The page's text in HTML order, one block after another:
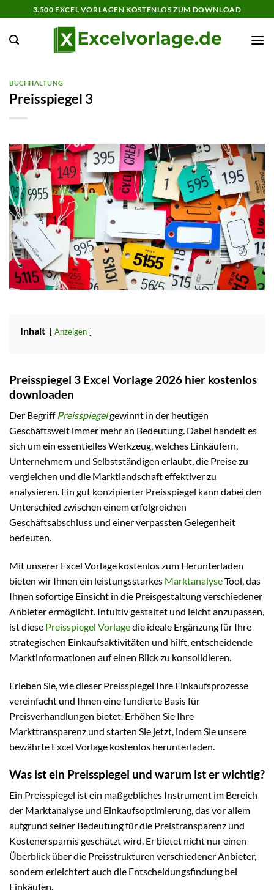
Inhalt
springen
3.500 EXCEL VORLAGEN KOSTENLOS ZUM DOWNLOAD
BUCHHALTUNG
Preisspiegel 3
Inhalt Anzeigen
Preisspiegel 3 Excel Vorlage 2026 hier kostenlos
downloaden
Der Begriff Preisspiegelgewinnt in der heutigen
Geschäftswelt immer mehr an Bedeutung. Dabei handelt es
sich um ein essentielles Werkzeug, welches Einkäufern,
Unternehmern und Selbstständigen erlaubt, die Preise zu
vergleichen und die Marktlandschaft effektiver zu
analysieren. Ein gut konzipierter Preisspiegel kann dabei den
Unterschied zwischen einem erfolgreichen
Geschäftsabschluss und einer verpassten Gelegenheit
bedeuten.
Mit unserer Excel Vorlage kostenlos zum Herunterladen
bieten wir Ihnen ein leistungsstarkes MarktanalyseTool, das
Ihnen sofortige Einsicht in die Preisgestaltung verschiedener
Anbieter ermöglicht. Intuitiv gestaltet und leicht anzupassen,
ist diese Preisspiegel Vorlagedie ideale Ergänzung für Ihre
strategischen Einkaufsaktivitäten und hilft, entscheidende
Marktinformationen auf einen Blick zu konsolidieren.
Erleben Sie, wie dieser Preisspiegel Ihre Einkaufsprozesse
vereinfacht und Ihnen eine fundierte Basis für
Preisverhandlungen bietet. Erhöhen Sie Ihre
Markttransparenz und starten Sie jetzt, indem Sie unsere
bewährte Excel Vorlage kostenlos herunterladen.
Was ist ein Preisspiegel und warum ist er wichtig?
Ein Preisspiegel ist ein maßgebliches Instrument im Bereich
der Marktanalyse und Einkaufsoptimierung, das vor allem
aufgrund seiner Bedeutung für die Preistransparenz und
Kostenersparnis geschätzt wird. Er bietet nicht nur einen
Überblick über die Preisstrukturen verschiedener Anbieter,
sondern erleichtert auch die Entscheidungsfindung bei
Einkäufen.